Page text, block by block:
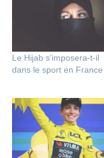
Le Hijab s’imposera-t-il
dans le sport en